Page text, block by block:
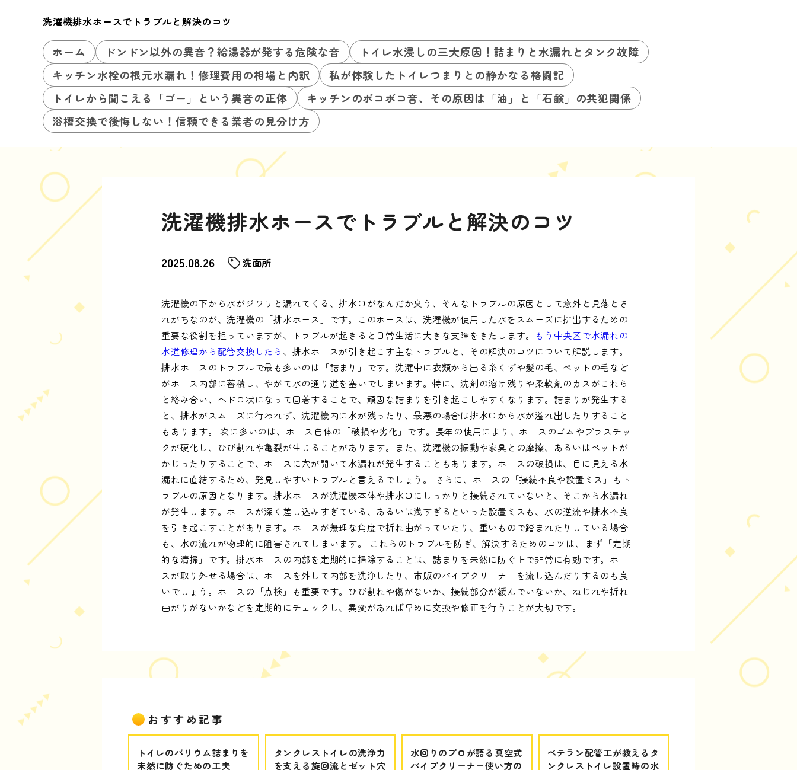
洗濯機排水ホースでトラブルと解決のコツ
ホーム ドンドン以外の異音？給湯器が発する危険な音
トイレ水浸しの三大原因！詰まりと水漏れとタンク故障
キッチン水栓の根元水漏れ！修理費用の相場と内訳
私が体験したトイレつまりとの静かなる格闘記
トイレから聞こえる「ゴー」という異音の正体
キッチンのボコボコ音、その原因は「油」と「石鹸」の共犯関係
浴槽交換で後悔しない！信頼できる業者の見分け方
洗濯機排水ホースでトラブルと解決のコツ
2025.08.26 洗面所
洗濯機の下から水がジワリと漏れてくる、排水口がなんだか臭う、そんなトラブルの原因として意外と見落とさ
れがちなのが、洗濯機の「排水ホース」です。このホースは、洗濯機が使用した水をスムーズに排出するための
重要な役割を担っていますが、トラブルが起きると日常生活に大きな支障をきたします。
もう中央区で水漏れの
水道修理から配管交換したら 、排水ホースが引き起こす主なトラブルと、その解決のコツについて解説します。
排水ホースのトラブルで最も多いのは「詰まり」です。洗濯中に衣類から出る糸くずや髪の毛、ペットの毛など
がホース内部に蓄積し、やがて水の通り道を塞いでしまいます。特に、洗剤の溶け残りや柔軟剤のカスがこれら
と絡み合い、ヘドロ状になって固着することで、頑固な詰まりを引き起こしやすくなります。詰まりが発生する
と、排水がスムーズに行われず、洗濯機内に水が残ったり、最悪の場合は排水口から水が溢れ出したりすること
もあります。 次に多いのは、ホース自体の「破損や劣化」です。長年の使用により、ホースのゴムやプラスチッ
クが硬化し、ひび割れや亀裂が生じることがあります。また、洗濯機の振動や家具との摩擦、あるいはペットが
かじったりすることで、ホースに穴が開いて水漏れが発生することもあります。ホースの破損は、目に見える水
漏れに直結するため、発見しやすいトラブルと言えるでしょう。 さらに、ホースの「接続不良や設置ミス」もト
ラブルの原因となります。排水ホースが洗濯機本体や排水口にしっかりと接続されていないと、そこから水漏れ
が発生します。ホースが深く差し込みすぎている、あるいは浅すぎるといった設置ミスも、水の逆流や排水不良
を引き起こすことがあります。ホースが無理な角度で折れ曲がっていたり、重いもので踏まれたりしている場合
も、水の流れが物理的に阻害されてしまいます。 これらのトラブルを防ぎ、解決するためのコツは、まず「定期
的な清掃」です。排水ホースの内部を定期的に掃除することは、詰まりを未然に防ぐ上で非常に有効です。ホー
スが取り外せる場合は、ホースを外して内部を洗浄したり、市販のパイプクリーナーを流し込んだりするのも良
いでしょう。ホースの「点検」も重要です。ひび割れや傷がないか、接続部分が緩んでいないか、ねじれや折れ
曲がりがないかなどを定期的にチェックし、異変があれば早めに交換や修正を行うことが大切です。
おすすめ記事
トイレのバリウム詰まりを
未然に防ぐための工夫
タンクレストイレの洗浄力
を支える旋回流とゼット穴
水回りのプロが語る真空式
パイプクリーナー使い方の
ベテラン配管工が教えるタ
ンクレストイレ設置時の水